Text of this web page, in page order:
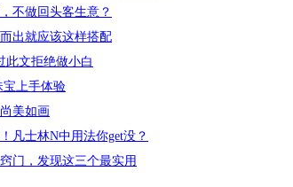
不做回头客生意？
出就应该这样搭配
此文拒绝做小白
宝上手体验
美如画
凡士林N中用法你get没？
门，发现这三个最实用